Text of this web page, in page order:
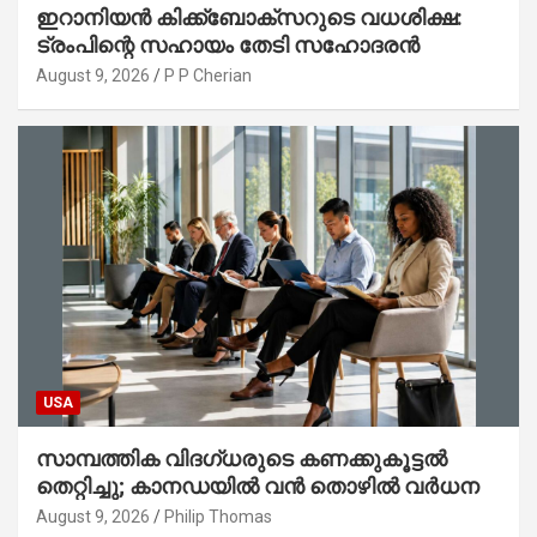
ഇറാനിയൻ കിക്ക്ബോക്സറുടെ വധശിക്ഷ:
ട്രംപിന്റെ സഹായം തേടി സഹോദരൻ
August 9, 2026 P P Cherian
USA
സാമ്പത്തിക വിദഗ്ധരുടെ കണക്കുകൂട്ടൽ
തെറ്റിച്ചു; കാനഡയിൽ വൻ തൊഴിൽ വർധന
August 9, 2026 Philip Thomas